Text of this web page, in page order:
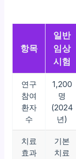
항목
일반
임상
시험
연구
참여
환자
수
1,200
명
(2024
년)
치료
효과
기본
치료